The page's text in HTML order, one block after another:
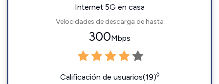
Internet 5G en casa
Velocidades de descarga de hasta
300Mbps
Calificación de usuarios(19)◊